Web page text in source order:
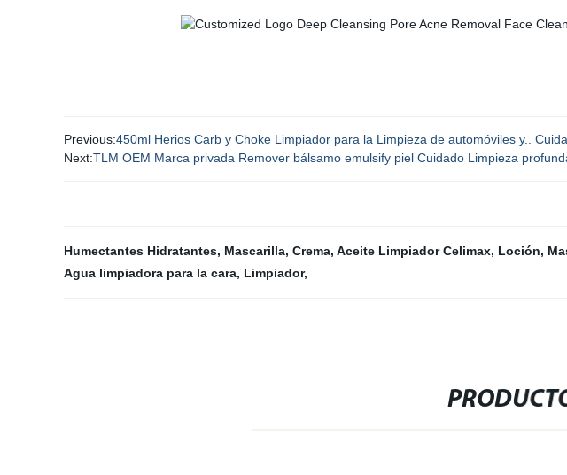
Previous:450ml Herios Carb y Choke Limpiador para la Limpieza de automóviles y..
Next:TLM OEM Marca privada Remover bálsamo emulsify piel Cuidado Limpieza
Humectantes Hidratantes, Mascarilla, Crema, Aceite Limpiador Celimax, Loción,
Agua limpiadora para la cara, Limpiador,